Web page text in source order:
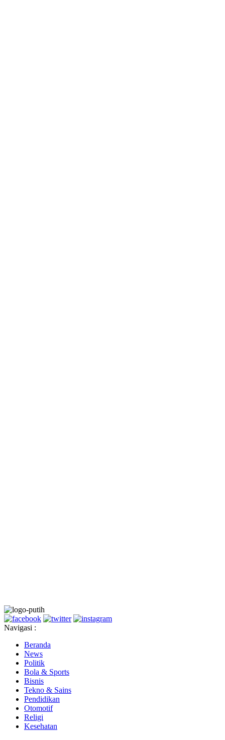
Navigasi :
Beranda
News
Politik
Bola & Sports
Bisnis
Tekno & Sains
Pendidikan
Otomotif
Religi
Kesehatan